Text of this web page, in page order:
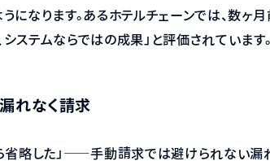
になります。あるホテルチェーンでは、数
ステムならではの成果」と評価されています。
れなく請求
ら省略した」——手動請求では避けられない漏